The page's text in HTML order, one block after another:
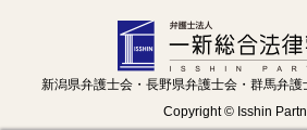
新潟県弁護士会・長野県弁護士会・群馬弁
Copyright © Isshin